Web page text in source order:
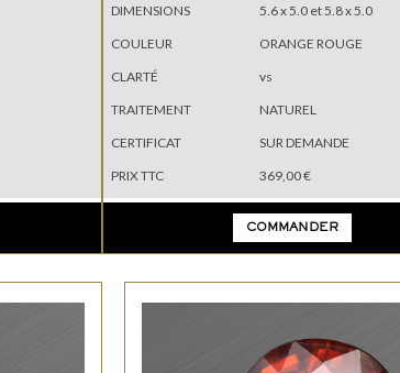
DIMENSIONS
5.6 x 5.0 et 5.8 x 5.0
COULEUR
ORANGE ROUGE
CLARTÉ
vs
TRAITEMENT
NATUREL
CERTIFICAT
SUR DEMANDE
PRIX TTC
369,00 €
COMMANDER